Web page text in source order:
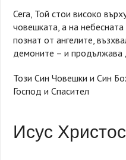
Сега, Той стои високо
човешката, а на
познат от ангелите,
демоните – и продължава
Този Син Човешки и Син
Господ и Спасител
Исус Христос